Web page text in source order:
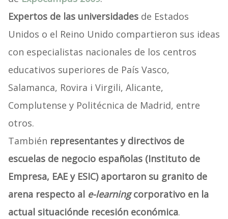
Expertos de las universidadesde Estados
Unidos o el Reino Unido compartieron sus ideas
con especialistas nacionales de los centros
educativos superiores de País Vasco,
Salamanca, Rovira i Virgili, Alicante,
Complutense y Politécnica de Madrid, entre
otros.
También representantes y directivos de
escuelas de negocio españolas (Instituto de
Empresa, EAE y ESIC) aportaron su granito de
arena respecto ale-learningcorporativo en la
actual situaciónde recesión económica.